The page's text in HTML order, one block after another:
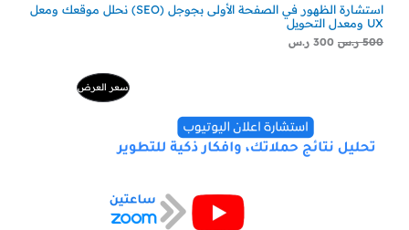
استشارة الظهور في الصفحة الأولى بجوجل (SEO) نحلل موقعك ومعل
UX ومعدل التحويل
500 ر.س 300 ر.س
سعر العرضمنتج
229 ر.س.